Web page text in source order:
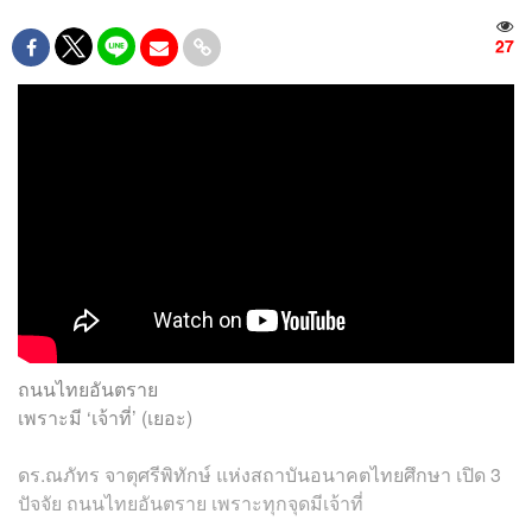
27
ถนนไทยอันตราย
เพราะมี ‘เจ้าที่’ (เยอะ)
ดร.ณภัทร จาตุศรีพิทักษ์ แห่งสถาบันอนาคตไทยศึกษา เปิด 3
ปัจจัย ถนนไทยอันตราย เพราะทุกจุดมีเจ้าที่